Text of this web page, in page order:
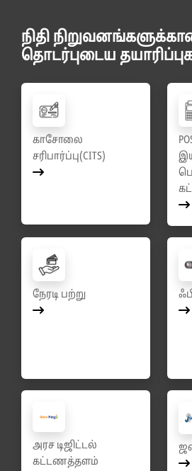
நிதி
தொடர்புடைய
காசோலை
சரிபார்ப்பு(CITS)
நேரடி பற்று
அரச டிஜிட்டல்
கட்டணத்தளம்